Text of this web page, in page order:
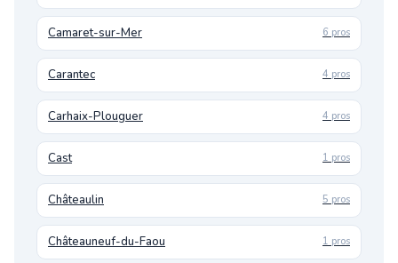
Camaret-sur-Mer 6 pros
Carantec 4 pros
Carhaix-Plouguer 4 pros
Cast 1 pros
Châteaulin 5 pros
Châteauneuf-du-Faou 1 pros